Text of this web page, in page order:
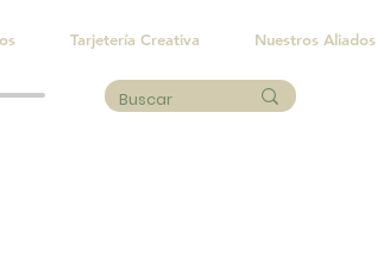
Tarjetería Creativa Nuestros Aliados